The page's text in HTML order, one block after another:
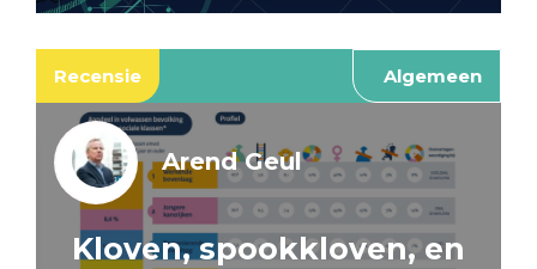
Recensie Algemeen
Arend Geul
Kloven, spookkloven, en